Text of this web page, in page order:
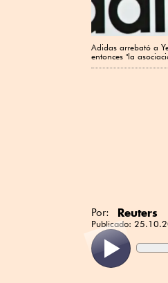
Adidas arrebató a
entonces "la
Por: Reuters
Publicado: